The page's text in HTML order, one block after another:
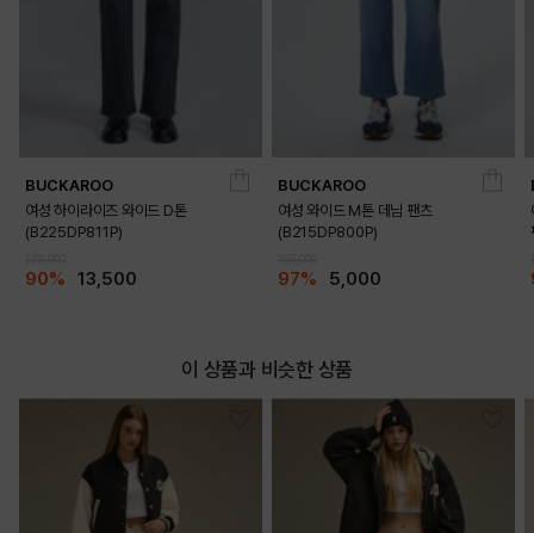
BUCKAROO
여성 하이라이즈 와이드 D톤
(B225DP811P)
90% 13,500
BUCKAROO
여성 와이드 M톤 데님 팬츠
(B215DP800P)
97% 5,000
이 상품과 비슷한 상품